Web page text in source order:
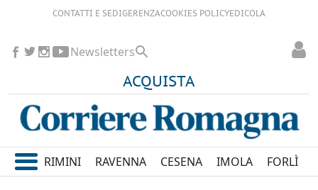
CONTATTI E SEDIGERENZACOOKIES POLICYEDICOLA
ACQUISTA
Newsletters
RIMINI RAVENNA CESENA IMOLA FORLÌ